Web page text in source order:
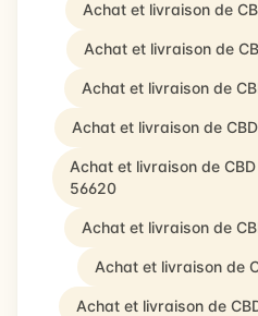
Achat et livraison de
Achat et livraison de
Achat et livraison de
Achat et livraison de
Achat et livraison de
56620
Achat et livraison de
Achat et livraison de
Achat et livraison de